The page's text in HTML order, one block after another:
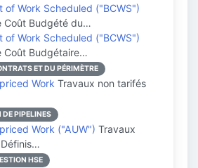
of Work Scheduled ("BCWS")
Coût Budgété du…
of Work Scheduled ("BCWS")
Coût Budgétaire…
ET DU PÉRIMÈTRE
Work Travaux non tarifés
PIPELINES
Work ("AUW") Travaux
HSE